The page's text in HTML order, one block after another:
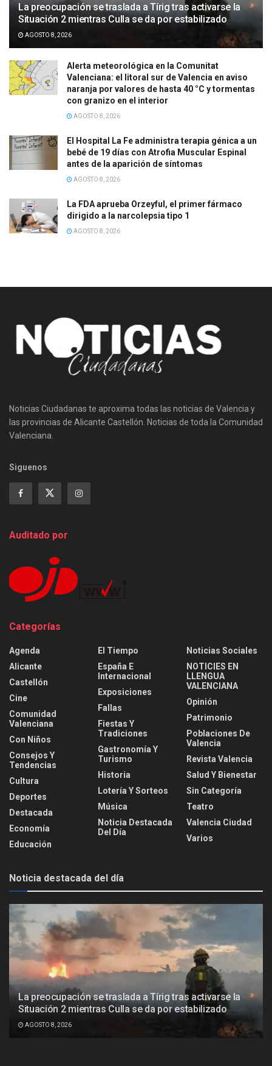
La preocupación se traslada a Tírig tras activarse la
Situación 2 mientras Culla se da por estabilizado
AGOSTO 8, 2026
Alerta meteorológica en la Comunitat
Valenciana: el litoral sur de Valencia en aviso
naranja por valores de hasta 40 °C y tormentas
con granizo en el interior
AGOSTO 8, 2026
El Hospital La Fe administra terapia génica a un
bebé de 19 días con Atrofia Muscular Espinal
antes de la aparición de síntomas
AGOSTO 8, 2026
La FDA aprueba Orzeyful, el primer fármaco
dirigido a la narcolepsia tipo 1
AGOSTO 8, 2026
Noticias Ciudadanas te aproxima todas las noticias de Valencia y
las provincias de Alicante Castellón. Noticias de toda la Comunidad
Valenciana.
Siguenos
Auditado por
Categorías
Agenda
Alicante
Castellón
Cine
Comunidad
Valenciana
Con Niños
Consejos Y
Tendencias
Cultura
Deportes
Destacada
Economía
Educación
El Tiempo
España E
Internacional
Exposiciones
Fallas
Fiestas Y
Tradiciones
Gastronomía Y
Turismo
Historia
Lotería Y Sorteos
Música
Noticia Destacada
Del Día
Noticias Sociales
NOTICIES EN
LLENGUA
VALENCIANA
Opinión
Patrimonio
Poblaciones De
Valencia
Revista Valencia
Salud Y Bienestar
Sin Categoría
Teatro
Valencia Ciudad
Varios
Noticia destacada del día
La preocupación se traslada a Tírig tras activarse la
Situación 2 mientras Culla se da por estabilizado
AGOSTO 8, 2026